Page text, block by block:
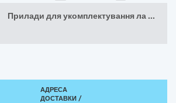
Прилади для укомплектування ла ...
АДРЕСА
ДОСТАВКИ /